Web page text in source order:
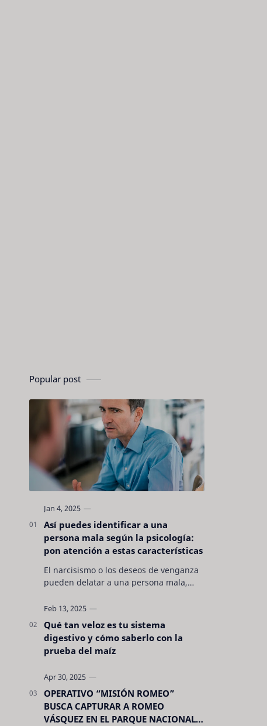
Popular post
Así puedes identificar a una
persona mala según la psicología:
pon atención a estas características
El narcisismo o los deseos de venganza
pueden delatar a una persona mala,
evidentes. Conocerlas puede pro…
Qué tan veloz es tu sistema
digestivo y cómo saberlo con la
prueba del maíz
OPERATIVO “MISIÓN ROMEO”
BUSCA CAPTURAR A ROMEO
VÁSQUEZ EN EL PARQUE NACIONAL